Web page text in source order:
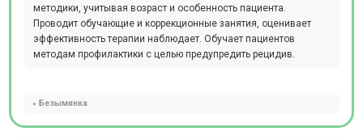
методики, учитывая возраст и особенность пациента.
Проводит обучающие и коррекционные занятия, оценивает
эффективность терапии наблюдает. Обучает пациентов
методам профилактики с целью предупредить рецидив.
Безымянка